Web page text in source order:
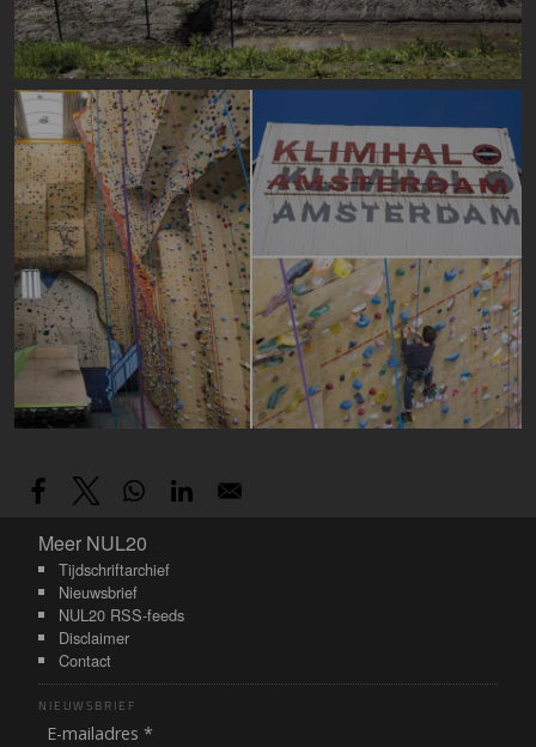
Image
Meer NUL20
Meer NUL20
Tijdschriftarchief
Nieuwsbrief
NUL20 RSS-feeds
Disclaimer
Contact
NIEUWSBRIEF
E-mailadres *